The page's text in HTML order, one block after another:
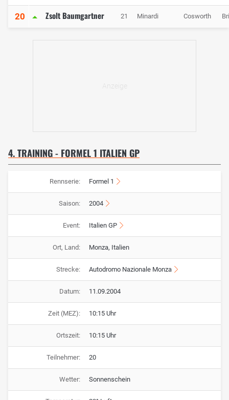
20 Zsolt Baumgartner 21 Minardi Cosworth
4. TRAINING - FORMEL 1 ITALIEN GP
Rennserie: Formel 1
Saison: 2004
Event: Italien GP
Ort, Land: Monza, Italien
Strecke: Autodromo Nazionale Monza
Datum: 11.09.2004
Zeit (MEZ): 10:15 Uhr
Ortszeit: 10:15 Uhr
Teilnehmer: 20
Wetter: Sonnenschein